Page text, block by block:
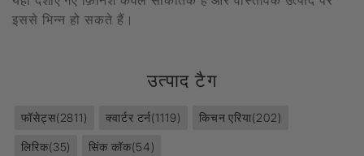
इससे भिन्न हो सकते हैं।
उत्पाद टैग
फॉसेट्स(2811) क्वार्टर टर्न(1119) किचन एरिया(202)
लिरिक(35) सिंक कॉक(54)